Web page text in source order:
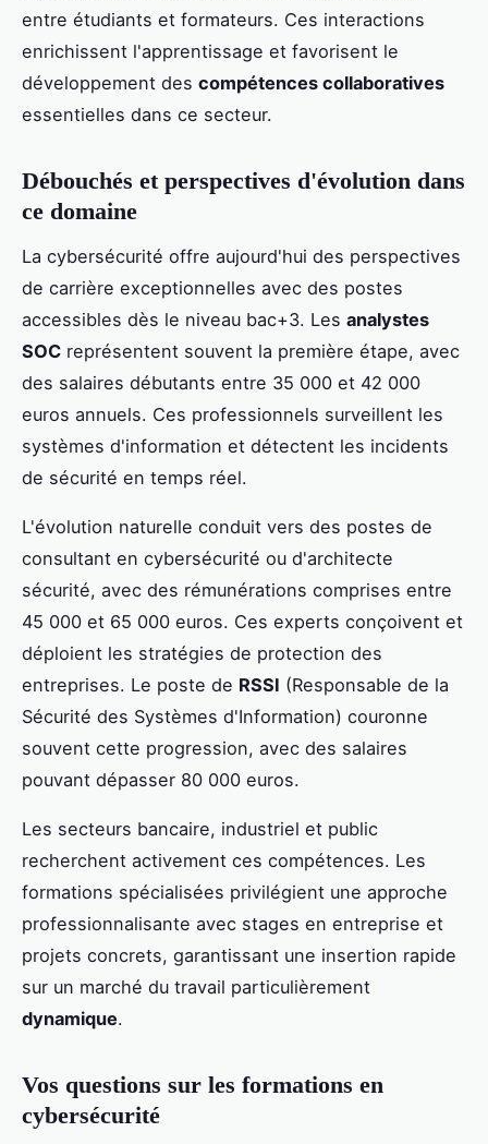
entre étudiants et formateurs. Ces interactions
enrichissent l'apprentissage et favorisent le
développement des compétences collaboratives
essentielles dans ce secteur.
Débouchés et perspectives d'évolution dans
ce domaine
La cybersécurité offre aujourd'hui des perspectives
de carrière exceptionnelles avec des postes
accessibles dès le niveau bac+3. Les analystes
SOC représentent souvent la première étape, avec
des salaires débutants entre 35 000 et 42 000
euros annuels. Ces professionnels surveillent les
systèmes d'information et détectent les incidents
de sécurité en temps réel.
L'évolution naturelle conduit vers des postes de
consultant en cybersécurité ou d'architecte
sécurité, avec des rémunérations comprises entre
45 000 et 65 000 euros. Ces experts conçoivent et
déploient les stratégies de protection des
entreprises. Le poste de RSSI (Responsable de la
Sécurité des Systèmes d'Information) couronne
souvent cette progression, avec des salaires
pouvant dépasser 80 000 euros.
Les secteurs bancaire, industriel et public
recherchent activement ces compétences. Les
formations spécialisées privilégient une approche
professionnalisante avec stages en entreprise et
projets concrets, garantissant une insertion rapide
sur un marché du travail particulièrement
dynamique.
Vos questions sur les formations en
cybersécurité